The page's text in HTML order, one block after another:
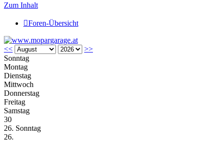
Zum Inhalt
Foren-Übersicht
<<
>>
Sonntag
Montag
Dienstag
Mittwoch
Donnerstag
Freitag
Samstag
30
26. Sonntag
26.